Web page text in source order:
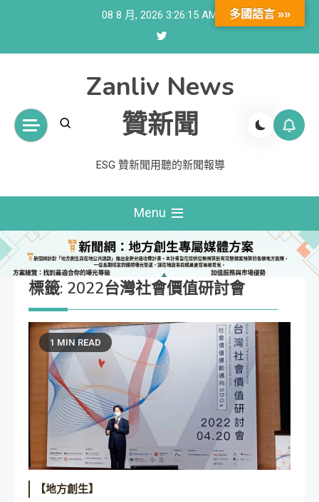
08 8 月, 2026 3:26:15 AM
Zanliv News
贊新聞
ESG 贊新聞用聽的新聞報導
Menu
標籤: 2022台灣社會價值研討會
1 MIN READ
【地方創生】
多國語言 »»